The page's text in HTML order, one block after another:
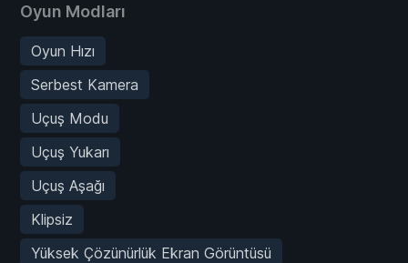
Oyun Modları
Oyun Hızı
Serbest Kamera
Uçuş Modu
Uçuş Yukarı
Uçuş Aşağı
Klipsiz
Yüksek Çözünürlük Ekran Görüntüsü